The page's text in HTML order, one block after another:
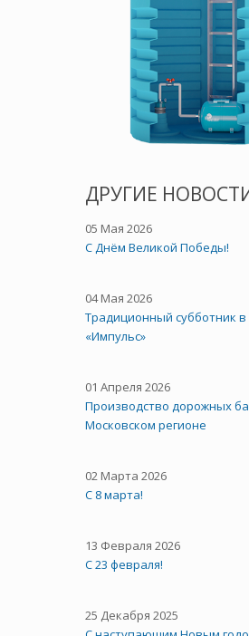
ДРУГИЕ
05 Мая 2026
C Днём Великой Победы!
04 Мая 2026
Традиционный субботник в
«Импульс»
01 Апреля 2026
Производство дорожных
Московском регионе
02 Марта 2026
С 8 марта!
13 Февраля 2026
С 23 февраля!
25 Декабря 2025